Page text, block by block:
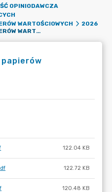
OPINIODAWCZA
WARTOŚCIOWYCH
2026
O MOŻLIWOŚCI WYKUPU PAPIERÓW WARTOŚCIOWYCH (4)
122.04 KB
122.72 KB
120.48 KB